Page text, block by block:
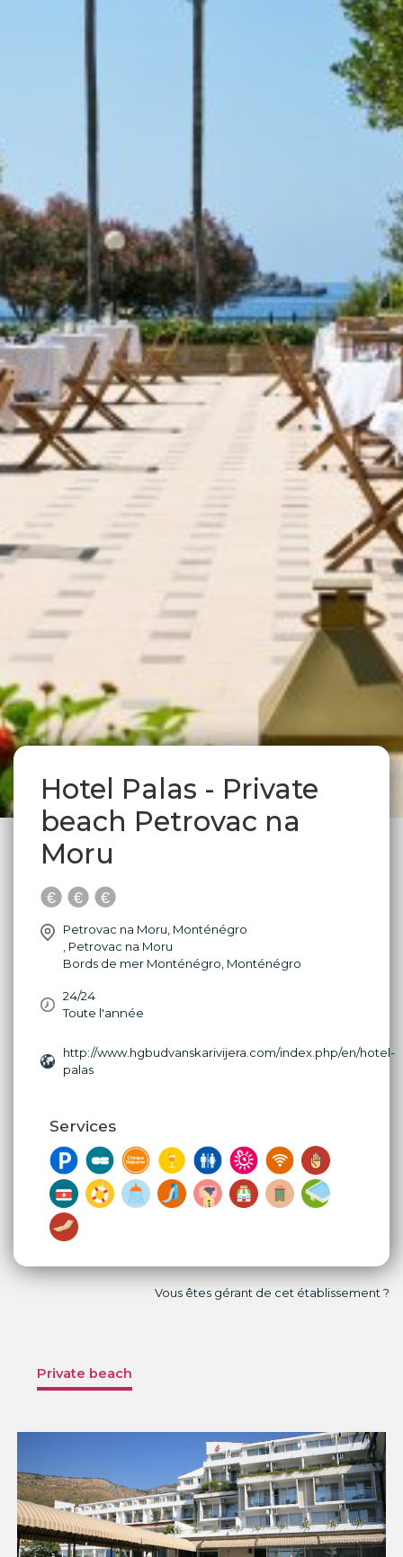
Hotel Palas - Private
beach Petrovac na
Moru
Petrovac na Moru, Monténégro
Petrovac na Moru
Bords de mer Monténégro Monténégro
24/24
Toute l'année
http://www.hgbudvanskarivijera.com/index.php/en/hotel-
palas
Services
Vous êtes gérant de cet établissement ?
Private beach